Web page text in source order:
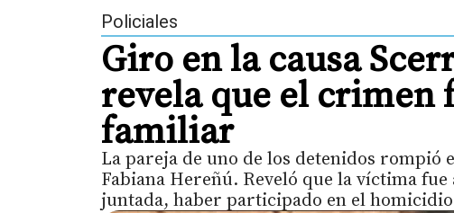
Policiales
Giro en la causa
revela que el crimen
familiar
La pareja de uno de los detenidos
Fabiana Hereñú. Reveló que la víctima
juntada, haber participado en el